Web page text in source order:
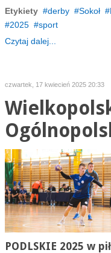
Etykiety
derby Sokoł
2025
sport
Czytaj dalej...
czwartek, 17 kwiecień 2025 20:33
PODLSKIE 2025 w